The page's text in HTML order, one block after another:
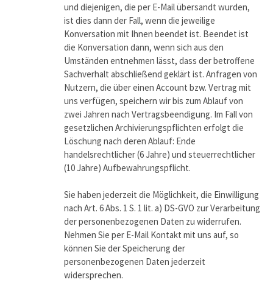
und diejenigen, die per E-Mail übersandt wurden,
ist dies dann der Fall, wenn die jeweilige
Konversation mit Ihnen beendet ist. Beendet ist
die Konversation dann, wenn sich aus den
Umständen entnehmen lässt, dass der betroffene
Sachverhalt abschließend geklärt ist. Anfragen von
Nutzern, die über einen Account bzw. Vertrag mit
uns verfügen, speichern wir bis zum Ablauf von
zwei Jahren nach Vertragsbeendigung. Im Fall von
gesetzlichen Archivierungspflichten erfolgt die
Löschung nach deren Ablauf: Ende
handelsrechtlicher (6 Jahre) und steuerrechtlicher
(10 Jahre) Aufbewahrungspflicht.
Sie haben jederzeit die Möglichkeit, die Einwilligung
nach Art. 6 Abs. 1 S. 1 lit. a) DS-GVO zur Verarbeitung
der personenbezogenen Daten zu widerrufen.
Nehmen Sie per E-Mail Kontakt mit uns auf, so
können Sie der Speicherung der
personenbezogenen Daten jederzeit
widersprechen.